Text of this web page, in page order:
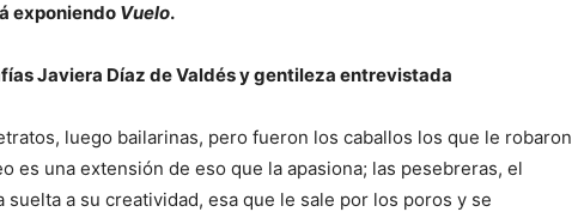
exponiendo Vuelo.
Javiera Díaz de Valdés y gentileza entrevistada
luego bailarinas, pero fueron los caballos los que le robaron
es una extensión de eso que la apasiona; las pesebreras, el
a su creatividad, esa que le sale por los poros y se